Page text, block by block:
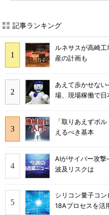
記事ランキング
ルネサスが高崎
産の計画も
あえて歩かせな
場、現場稼働で日
「取りあえずボ
えるべき基本
AIがサイバー攻
波及リスクは
シリコン量子コ
18Aプロセスを活